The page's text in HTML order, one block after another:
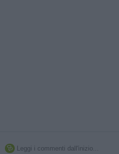
 Leggi i commenti dall'inizio...